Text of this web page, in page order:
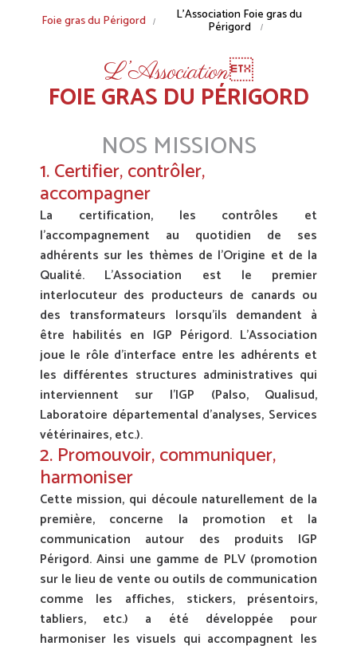
Fil
d'Ariane
Foie gras du Périgord L’Association Foie gras du
Périgord
L’Association
FOIE GRAS DU PÉRIGORD
NOS MISSIONS
1. Certifier, contrôler,
accompagner
La certification, les contrôles et
l’accompagnement au quotidien de ses
adhérents sur les thèmes de l’Origine et de la
Qualité. L’Association est le premier
interlocuteur des producteurs de canards ou
des transformateurs lorsqu’ils demandent à
être habilités en IGP Périgord. L’Association
joue le rôle d’interface entre les adhérents et
les différentes structures administratives qui
interviennent sur l’IGP (Palso, Qualisud,
Laboratoire départemental d’analyses, Services
vétérinaires, etc.).
2. Promouvoir, communiquer,
harmoniser
Cette mission, qui découle naturellement de la
première, concerne la promotion et la
communication autour des produits IGP
Périgord. Ainsi une gamme de PLV (promotion
sur le lieu de vente ou outils de communication
comme les affiches, stickers, présentoirs,
tabliers, etc.) a été développée pour
harmoniser les visuels qui accompagnent les